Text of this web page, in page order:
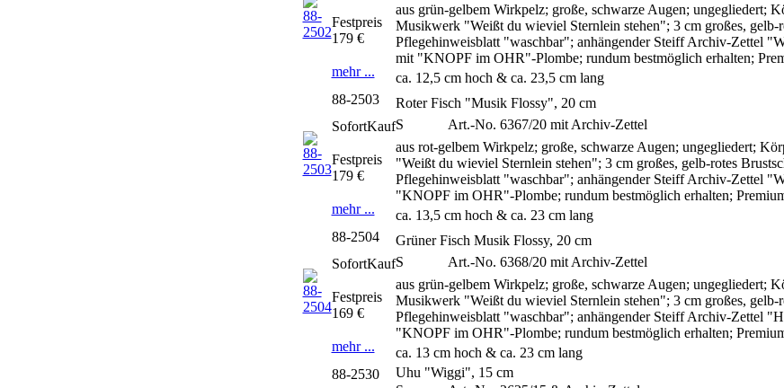
aus grün-gelbem Wirkpelz; große, schwarze Augen; ungegliedert;
Musikwerk "Weißt du wieviel Sternlein stehen"; 3 cm großes,
Pflegehinweisblatt "waschbar"; anhängender Steiff Archiv-Zettel
mit "KNOPF im OHR"-Plombe; rundum bestmöglich erhalten;
ca. 12,5 cm hoch & ca. 23,5 cm lang
Festpreis
179 €
mehr ...
88-2503
Roter Fisch "Musik Flossy", 20 cm
S
Art.-No. 6367/20 mit Archiv-Zettel
aus rot-gelbem Wirkpelz; große, schwarze Augen; ungegliedert;
"Weißt du wieviel Sternlein stehen"; 3 cm großes, gelb-rotes
Pflegehinweisblatt "waschbar"; anhängender Steiff Archiv-Zettel
"KNOPF im OHR"-Plombe; rundum bestmöglich erhalten;
ca. 13,5 cm hoch & ca. 23 cm lang
SofortKauf
Festpreis
179 €
mehr ...
88-2504
Grüner Fisch Musik Flossy, 20 cm
S
Art.-No. 6368/20 mit Archiv-Zettel
aus grün-gelbem Wirkpelz; große, schwarze Augen; ungegliedert;
Musikwerk "Weißt du wieviel Sternlein stehen"; 3 cm großes,
Pflegehinweisblatt "waschbar"; anhängender Steiff Archiv-Zettel
"KNOPF im OHR"-Plombe; rundum bestmöglich erhalten;
ca. 13 cm hoch & ca. 23 cm lang
SofortKauf
Festpreis
169 €
mehr ...
88-2530
Uhu "Wiggi", 15 cm